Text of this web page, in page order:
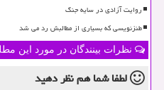
روایت آزادی در سایه جنگ
طنزنویسی که بسیاری از مطالبش رد می شد
نظرات بینندگان در مورد این
لطفا شما همنظر دهید